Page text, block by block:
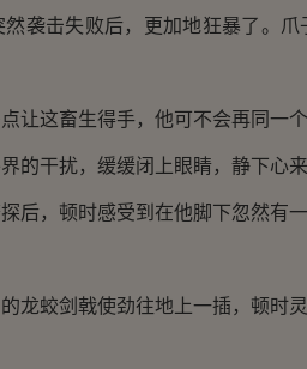
击失败后，更加地狂暴了。爪
这畜生得手，他可不会再同一个
干扰，缓缓闭上眼睛，静下心来
，顿时感受到在他脚下忽然有一
蛟剑戟使劲往地上一插，顿时灵